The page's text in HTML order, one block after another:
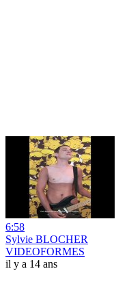
6:58
Sylvie BLOCHER
VIDEOFORMES
il y a 14 ans